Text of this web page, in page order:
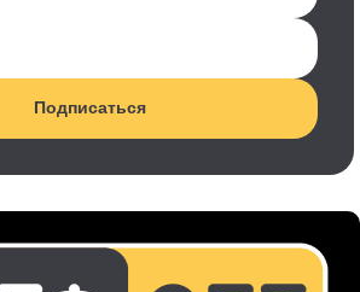
Подписаться